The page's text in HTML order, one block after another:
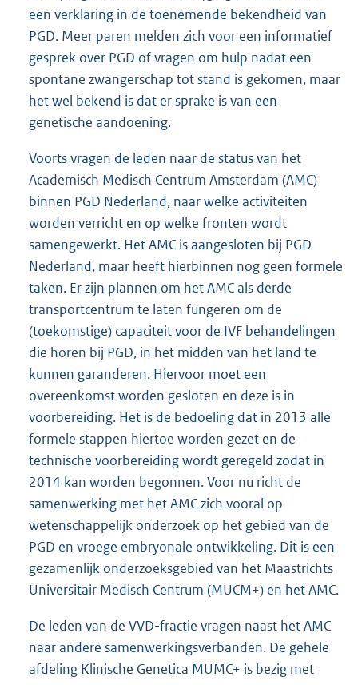
een verklaring in de toenemende bekendheid van
PGD. Meer paren melden zich voor een informatief
gesprek over PGD of vragen om hulp nadat een
spontane zwangerschap tot stand is gekomen, maar
het wel bekend is dat er sprake is van een
genetische aandoening.
Voorts vragen de leden naar de status van het
Academisch Medisch Centrum Amsterdam (AMC)
binnen PGD Nederland, naar welke activiteiten
worden verricht en op welke fronten wordt
samengewerkt. Het AMC is aangesloten bij PGD
Nederland, maar heeft hierbinnen nog geen formele
taken. Er zijn plannen om het AMC als derde
transportcentrum te laten fungeren om de
(toekomstige) capaciteit voor de IVF behandelingen
die horen bij PGD, in het midden van het land te
kunnen garanderen. Hiervoor moet een
overeenkomst worden gesloten en deze is in
voorbereiding. Het is de bedoeling dat in 2013 alle
formele stappen hiertoe worden gezet en de
technische voorbereiding wordt geregeld zodat in
2014 kan worden begonnen. Voor nu richt de
samenwerking met het AMC zich vooral op
wetenschappelijk onderzoek op het gebied van de
PGD en vroege embryonale ontwikkeling. Dit is een
gezamenlijk onderzoeksgebied van het Maastrichts
Universitair Medisch Centrum (MUCM+) en het AMC.
De leden van de VVD-fractie vragen naast het AMC
naar andere samenwerkingsverbanden. De gehele
afdeling Klinische Genetica MUMC+ is bezig met